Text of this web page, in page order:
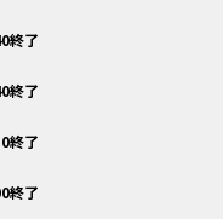
終了
終了
終了
終了